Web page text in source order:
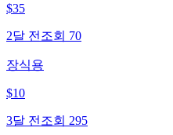
$35
2달 전 조회 70
장식용
$10
3달 전 조회 295